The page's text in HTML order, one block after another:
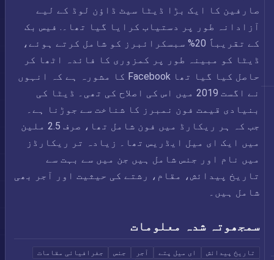
صارفین کا ایک بڑا ڈیٹا سیٹ ڈاؤن لوڈ کے لیے
آزادانہ طور پر دستیاب کرایا گیا تھا۔. فیس بک
کے تقریباً 20% سبسکرائبرز کو شامل کرتے ہوئے،
ڈیٹا کو مبینہ طور پر کمزوری کا فائدہ اٹھا کر
حاصل کیا گیا تھا Facebook کا مشورہ ہے کہ انہوں
نے اگست 2019 میں اس کی اصلاح کی تھی۔ ڈیٹا کی
بنیادی قیمت فون نمبرز کا شناخت سے جوڑنا ہے۔
جب کہ ہر ریکارڈ میں فون شامل تھا، صرف 2.5 ملین
میں ایک ای میل ایڈریس تھا۔ زیادہ تر ریکارڈز
میں نام اور جنس شامل ہیں جن میں سے بہت سے
تاریخ پیدائش، مقام، رشتے کی حیثیت اور آجر بھی
شامل ہیں۔
سمجھوتہ شدہ معلومات
تاریخ پیدائش ای میل پتے آجر جنس
جغرافیائی مقامات